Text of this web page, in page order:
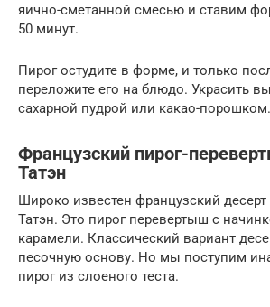
яично-сметанной смесью и ставим
50 минут.
Пирог остудите в форме, и только
переложите его на блюдо. Украсить
сахарной пудрой или какао-порошком.
Французский пирог-
Татэн
Широко известен французский
Татэн. Это пирог перевертыш с
карамели. Классический вариант
песочную основу. Но мы поступим
пирог из слоеного теста.